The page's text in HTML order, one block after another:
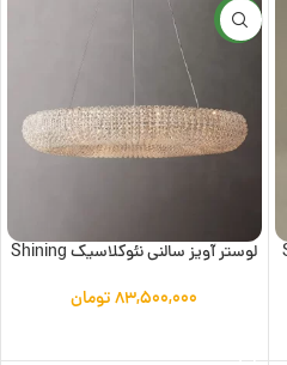
جدید
لوستر آویز سالنی نئوکلاسیک Shining
۸۳,۵۰۰,۰۰۰تومان